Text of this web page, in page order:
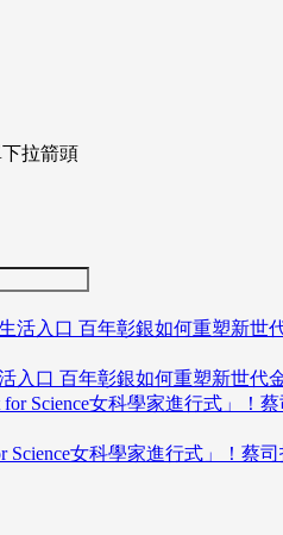
入口 百年彰銀如何重塑新世代
Science女科學家進行式」！